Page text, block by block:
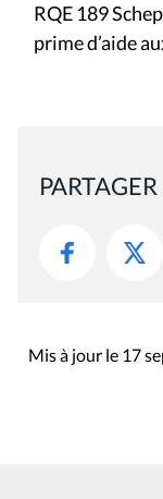
RQE 189
prime d’aide
PARTAGER
Mis à jour le 17